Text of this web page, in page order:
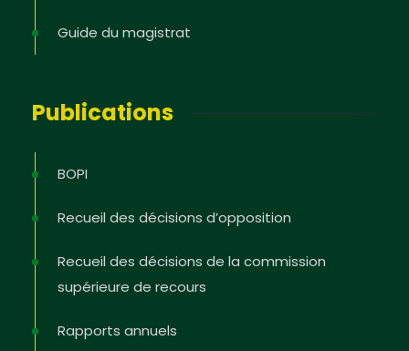
Guide du magistrat
Publications
BOPI
Recueil des décisions d’opposition
Recueil des décisions de la commission
supérieure de recours
Rapports annuels